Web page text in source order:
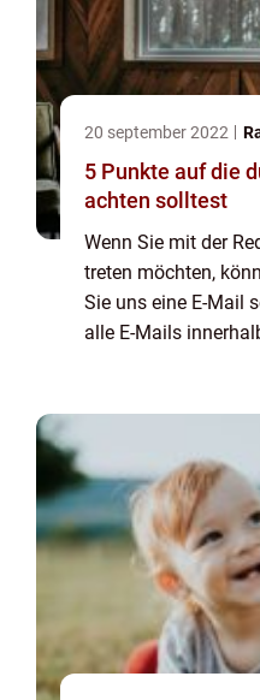
20 september 2022
5 Punkte auf die
achten solltest
Wenn Sie mit der
treten möchten,
Sie uns eine E-Mail
alle E-Mails